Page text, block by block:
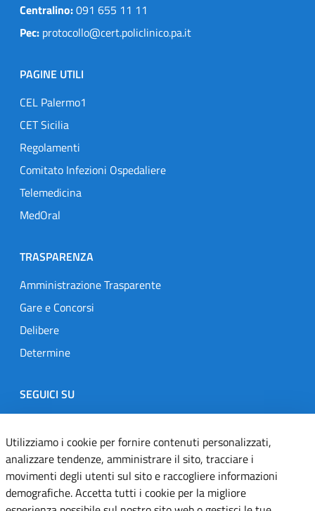
Centralino:091 655 11 11
Pec: protocollo@cert.policlinico.pa.it
PAGINE UTILI
CEL Palermo1
CET Sicilia
Regolamenti
Comitato Infezioni Ospedaliere
Telemedicina
MedOral
TRASPARENZA
Amministrazione Trasparente
Gare e Concorsi
Delibere
Determine
SEGUICI SU
Designers Italia
TwitterInstagramYoutubeLinkedin
Dichiarazione di accessibilità
Utilizziamo i cookie per fornire contenuti personalizzati,
analizzare tendenze, amministrare il sito, tracciare i
movimenti degli utenti sul sito e raccogliere informazioni
demografiche. Accetta tutti i cookie per la migliore